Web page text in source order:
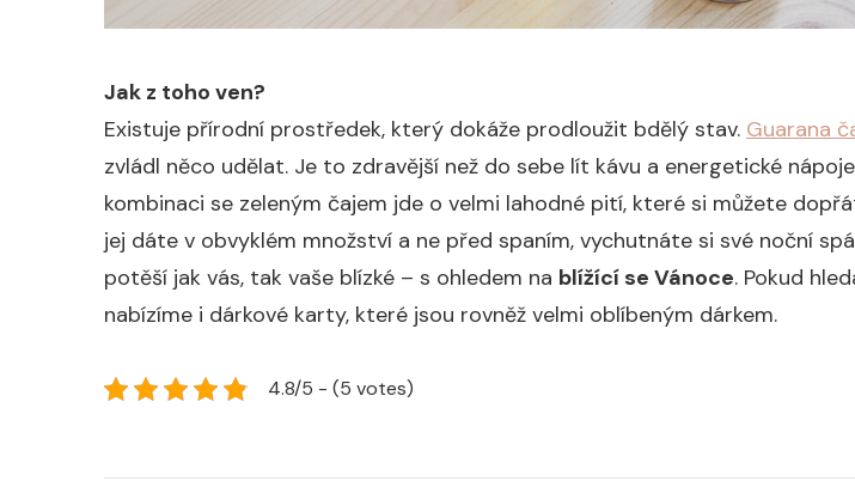
Jak z toho ven?
Existuje přírodní prostředek, který dokáže prodloužit bdělý stav. Guarana
zvládl něco udělat. Je to zdravější než do sebe lít kávu a energetické
kombinaci se zeleným čajem jde o velmi lahodné pití, které si můžete
jej dáte v obvyklém množství a ne před spaním, vychutnáte si své noční
potěší jak vás, tak vaše blízké – s ohledem na blížící se Vánoce. Pokud
nabízíme i dárkové karty, které jsou rovněž velmi oblíbeným dárkem.
4.8/5 - (5 votes)